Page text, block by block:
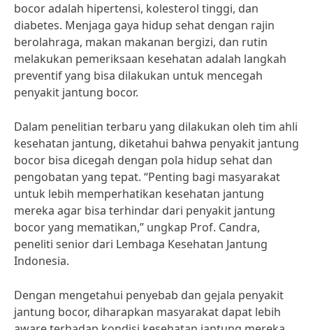
bocor adalah hipertensi, kolesterol tinggi, dan
diabetes. Menjaga gaya hidup sehat dengan rajin
berolahraga, makan makanan bergizi, dan rutin
melakukan pemeriksaan kesehatan adalah langkah
preventif yang bisa dilakukan untuk mencegah
penyakit jantung bocor.
Dalam penelitian terbaru yang dilakukan oleh tim ahli
kesehatan jantung, diketahui bahwa penyakit jantung
bocor bisa dicegah dengan pola hidup sehat dan
pengobatan yang tepat. “Penting bagi masyarakat
untuk lebih memperhatikan kesehatan jantung
mereka agar bisa terhindar dari penyakit jantung
bocor yang mematikan,” ungkap Prof. Candra,
peneliti senior dari Lembaga Kesehatan Jantung
Indonesia.
Dengan mengetahui penyebab dan gejala penyakit
jantung bocor, diharapkan masyarakat dapat lebih